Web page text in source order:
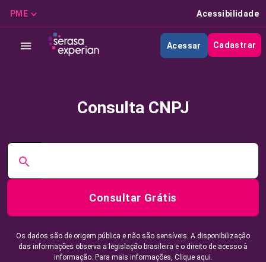
PME Acessibilidade
Acessar Cadastrar
Consulta CNPJ
Consultar Grátis
Os dados são de origem pública e não são sensíveis. A disponibilização
das informações observa a legislação brasileira e o direito de acesso à
informação. Para mais informações, Clique aqui.